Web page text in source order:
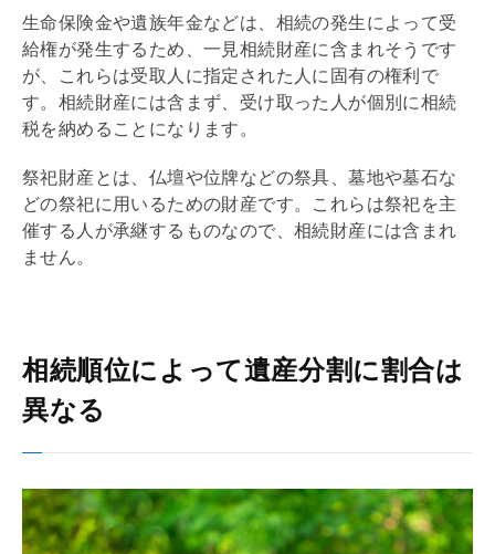
生命保険金や遺族年金などは、相続の発生によって受
給権が発生するため、一見相続財産に含まれそうです
が、これらは受取人に指定された人に固有の権利で
す。相続財産には含まず、受け取った人が個別に相続
税を納めることになります。
祭祀財産とは、仏壇や位牌などの祭具、墓地や墓石な
どの祭祀に用いるための財産です。これらは祭祀を主
催する人が承継するものなので、相続財産には含まれ
ません。
相続順位によって遺産分割に割合は
異なる